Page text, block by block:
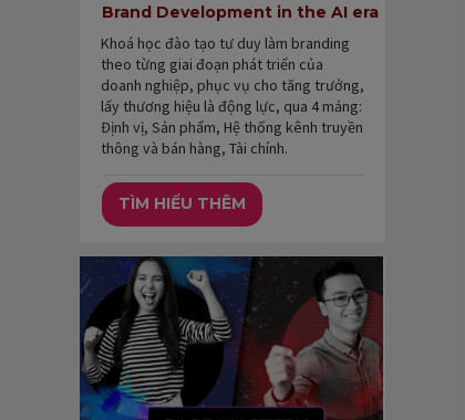
Khoá học đào tạo tư duy làm branding
theo từng giai đoạn phát triển của
doanh nghiệp, phục vụ cho tăng trưởng,
lấy thương hiệu là động lực, qua 4 mảng:
Định vị, Sản phẩm, Hệ thống kênh truyền
thông và bán hàng, Tài chính.
Brand Development in the AI era
TÌM HIỂU THÊM